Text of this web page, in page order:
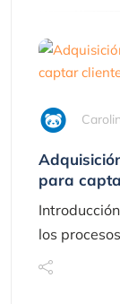
para
los